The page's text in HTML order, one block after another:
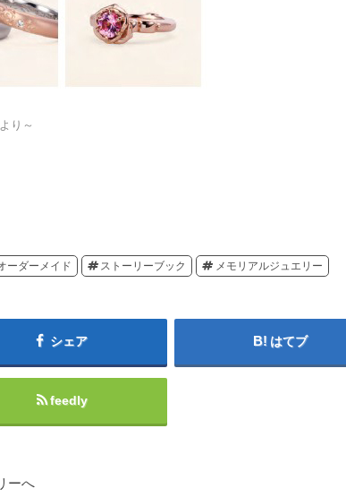
り～
ーダーメイド ストーリーブック メモリアルジュエリー
シェア はてブ
feedly
ーへ